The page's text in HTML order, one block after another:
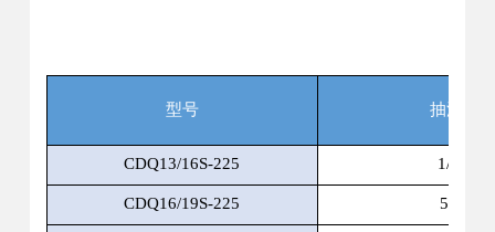
型号 抽油杆
CDQ13/16S-225 1/2″- 5/
CDQ16/19S-225 5/8″-3/